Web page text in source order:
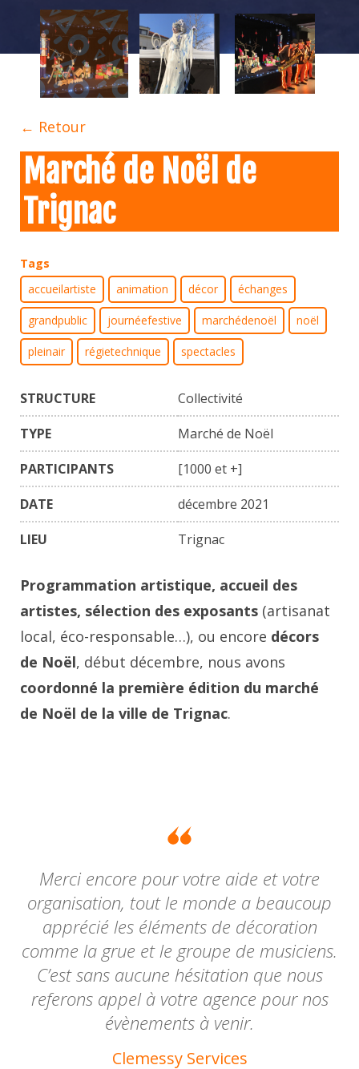
← Retour
Marché de Noël de
Trignac
Tags
accueilartiste
animation décor échanges
grandpublic journéefestive marchédenoël noël
pleinair régietechnique spectacles
STRUCTURE
Collectivité
TYPE
Marché de Noël
PARTICIPANTS
[1000 et +]
DATE
décembre 2021
LIEU
Trignac
Programmation artistique, accueil des
artistes, sélection des exposants (artisanat
local, éco-responsable…), ou encore décors
de Noël, début décembre, nous avons
coordonné la première édition du marché
de Noël de la ville de Trignac.
Merci encore pour votre aide et votre
organisation, tout le monde a beaucoup
apprécié les éléments de décoration
comme la grue et le groupe de musiciens.
C’est sans aucune hésitation que nous
referons appel à votre agence pour nos
évènements à venir.
Clemessy Services